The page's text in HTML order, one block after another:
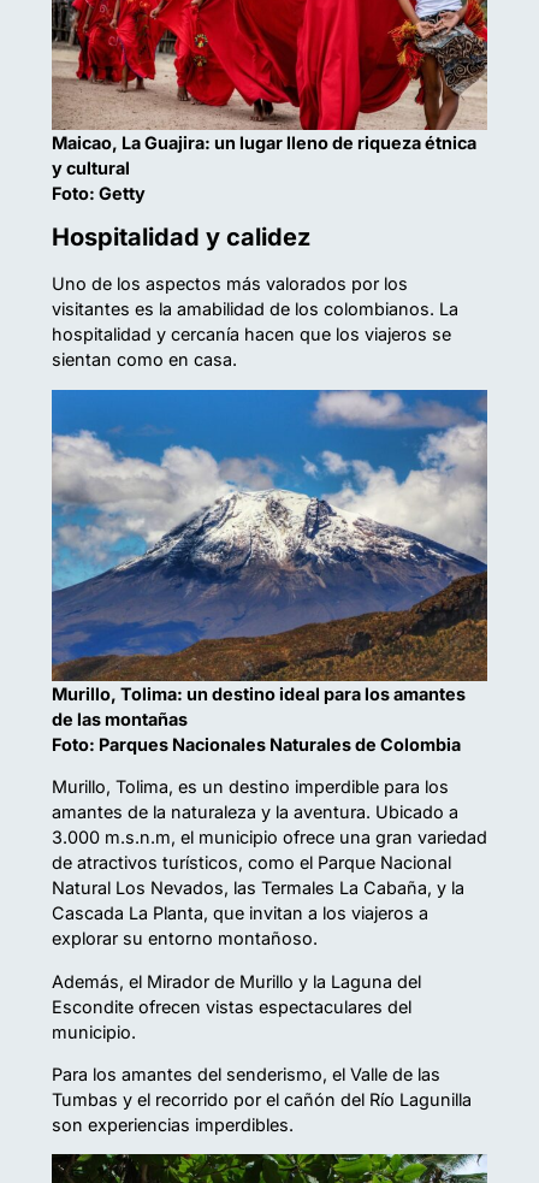
Maicao, La Guajira: un lugar lleno de riqueza étnica
y cultural
Foto: Getty
Hospitalidad y calidez
Uno de los aspectos más valorados por los
visitantes es la amabilidad de los colombianos. La
hospitalidad y cercanía hacen que los viajeros se
sientan como en casa.
Murillo, Tolima: un destino ideal para los amantes
de las montañas
Foto: Parques Nacionales Naturales de Colombia
Murillo, Tolima, es un destino imperdible para los
amantes de la naturaleza y la aventura. Ubicado a
3.000 m.s.n.m, el municipio ofrece una gran variedad
de atractivos turísticos, como el Parque Nacional
Natural Los Nevados, las Termales La Cabaña, y la
Cascada La Planta, que invitan a los viajeros a
explorar su entorno montañoso.
Además, el Mirador de Murillo y la Laguna del
Escondite ofrecen vistas espectaculares del
municipio.
Para los amantes del senderismo, el Valle de las
Tumbas y el recorrido por el cañón del Río Lagunilla
son experiencias imperdibles.